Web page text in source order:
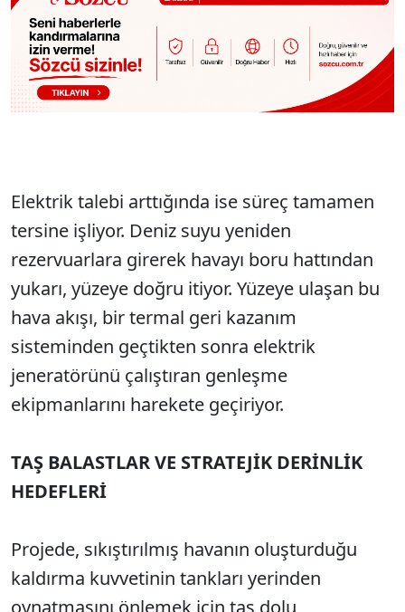
Elektrik talebi arttığında ise süreç tamamen
tersine işliyor. Deniz suyu yeniden
rezervuarlara girerek havayı boru hattından
yukarı, yüzeye doğru itiyor. Yüzeye ulaşan bu
hava akışı, bir termal geri kazanım
sisteminden geçtikten sonra elektrik
jeneratörünü çalıştıran genleşme
ekipmanlarını harekete geçiriyor.
TAŞ BALASTLAR VE STRATEJİK DERİNLİK
HEDEFLERİ
Projede, sıkıştırılmış havanın oluşturduğu
kaldırma kuvvetinin tankları yerinden